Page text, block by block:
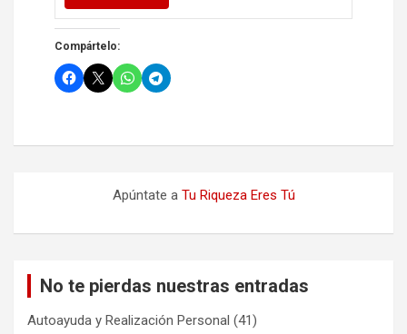
Compártelo:
Apúntate a Tu Riqueza Eres Tú
No te pierdas nuestras entradas
Autoayuda y Realización Personal (41)